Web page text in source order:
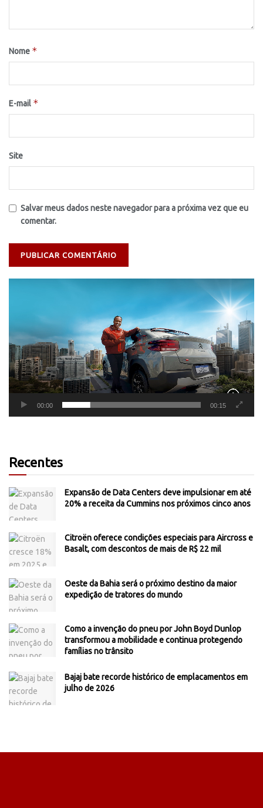
Nome *
E-mail *
Site
Salvar meus dados neste navegador para a próxima vez que eu
comentar.
00:00 00:15
Recentes
Expansão de Data Centers deve impulsionar em até
20% a receita da Cummins nos próximos cinco anos
Citroën oferece condições especiais para Aircross e
Basalt, com descontos de mais de R$ 22 mil
Oeste da Bahia será o próximo destino da maior
expedição de tratores do mundo
Como a invenção do pneu por John Boyd Dunlop
transformou a mobilidade e continua protegendo
famílias no trânsito
Bajaj bate recorde histórico de emplacamentos em
julho de 2026